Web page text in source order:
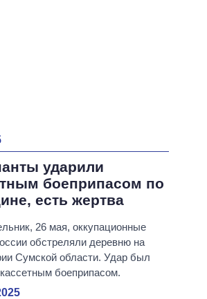
ударили
боеприпасом по
есть жертва
26 мая, оккупационные
обстреляли деревню на
Сумской области. Удар был
боеприпасом.